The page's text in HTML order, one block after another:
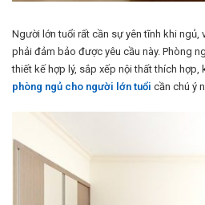
Người lớn tuổi rất cần sự yên tĩnh khi ngủ,
phải đảm bảo được yêu cầu này. Phòng
thiết kế hợp lý, sắp xếp nội thất thích hợp,
phòng ngủ cho người lớn tuổi cần chú ý